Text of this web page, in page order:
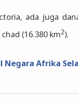
ada juga
(16.380 km2).
Negara Afrika